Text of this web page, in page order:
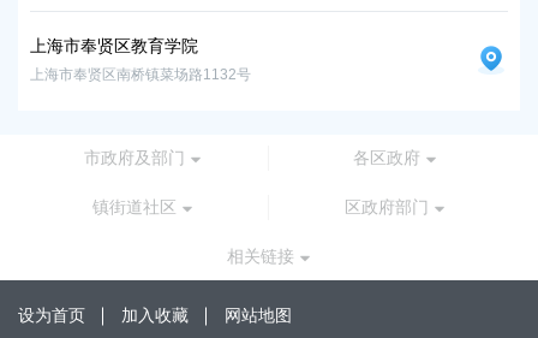
上海市奉贤区教育学院
上海市奉贤区南桥镇菜场路1132号
市政府及部门 各区政府
镇街道社区 区政府部门
相关链接
设为首页 加入收藏 网站地图